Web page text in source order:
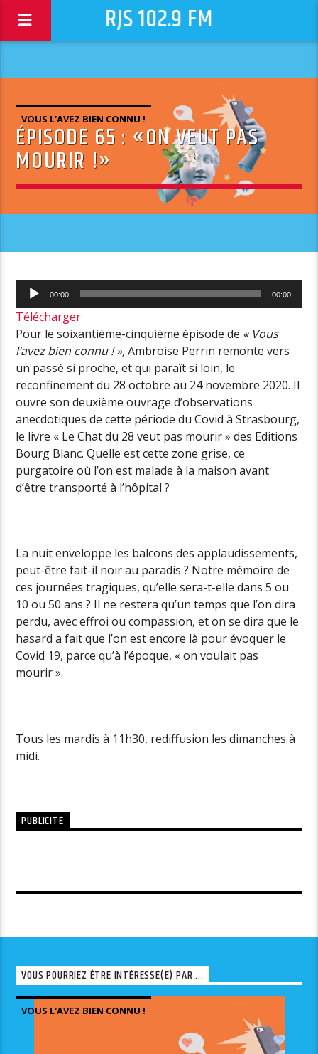
RJS 102.9 FM
VOUS L'AVEZ BIEN CONNU !
ÉPISODE 65 : «ON VEUT PAS
MOURIR !»
Lecteur
audio
00:00 00:00
Télécharger
Pour le soixantième-cinquième épisode de « Vous
l’avez bien connu ! »,Ambroise Perrin remonte vers
un passé si proche, et qui paraît si loin, le
reconfinement du 28 octobre au 24 novembre 2020. Il
ouvre son deuxième ouvrage d’observations
anecdotiques de cette période du Covid à Strasbourg,
le livre « Le Chat du 28 veut pas mourir » des Editions
Bourg Blanc. Quelle est cette zone grise, ce
purgatoire où l’on est malade à la maison avant
d’être transporté à l’hôpital ?
La nuit enveloppe les balcons des applaudissements,
peut-être fait-il noir au paradis ? Notre mémoire de
ces journées tragiques, qu’elle sera-t-elle dans 5 ou
10 ou 50 ans ? Il ne restera qu’un temps que l’on dira
perdu, avec effroi ou compassion, et on se dira que le
hasard a fait que l’on est encore là pour évoquer le
Covid 19, parce qu’à l’époque, « on voulait pas
mourir ».
Tous les mardis à 11h30, rediffusion les dimanches à
midi.
PUBLICITÉ
VOUS POURRIEZ ÊTRE INTÉRESSÉ(E) PAR ...
VOUS L'AVEZ BIEN CONNU !